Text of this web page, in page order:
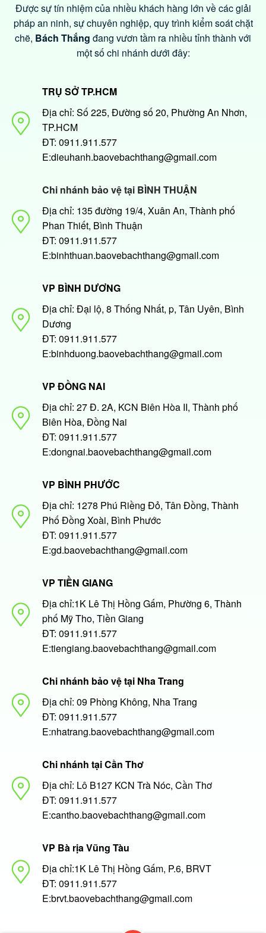
Được sự tín nhiệm của nhiều khách hàng lớn về các giải
pháp an ninh, sự chuyên nghiệp, quy trình kiểm soát chặt
chẽ, Bách Thắng đang vươn tầm ra nhiều tỉnh thành với
một số chi nhánh dưới đây:
TRỤ SỞ TP.HCM
Địa chỉ: Số 225, Đường số 20, Phường An Nhơn,
TP.HCM
ĐT: 0911.911.577
E:dieuhanh.baovebachthang@gmail.com
Chi nhánh bảo vệ tại BÌNH THUẬN
Địa chỉ: 135 đường 19/4, Xuân An, Thành phố
Phan Thiết, Bình Thuận
ĐT: 0911.911.577
E:binhthuan.baovebachthang@gmail.com
VP BÌNH DƯƠNG
Địa chỉ: Đại lộ, 8 Thống Nhất, p, Tân Uyên, Bình
Dương
ĐT: 0911.911.577
E:binhduong.baovebachthang@gmail.com
VP ĐỒNG NAI
Địa chỉ: 27 Đ. 2A, KCN Biên Hòa II, Thành phố
Biên Hòa, Đồng Nai
ĐT: 0911.911.577
E:dongnai.baovebachthang@gmail.com
VP BÌNH PHƯỚC
Địa chỉ: 1278 Phú Riềng Đỏ, Tân Đồng, Thành
Phố Đồng Xoài, Bình Phước
ĐT: 0911.911.577
E:gd.baovebachthang@gmail.com
VP TIỀN GIANG
Địa chỉ:1K Lê Thị Hồng Gấm, Phường 6, Thành
phố Mỹ Tho, Tiền Giang
ĐT: 0911.911.577
E:tiengiang.baovebachthang@gmail.com
Chi nhánh bảo vệ tại Nha Trang
Địa chỉ: 09 Phòng Không, Nha Trang
ĐT: 0911.911.577
E:nhatrang.baovebachthang@gmail.com
Chi nhánh tại Cần Thơ
Địa chỉ: Lô B127 KCN Trà Nóc, Cần Thơ
ĐT: 0911.911.577
E:cantho.baovebachthang@gmail.com
VP Bà rịa Vũng Tàu
Địa chỉ:1K Lê Thị Hồng Gấm, P.6, BRVT
ĐT: 0911.911.577
E:brvt.baovebachthang@gmail.com